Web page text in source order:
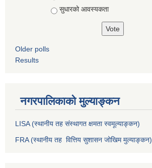
सुधारको आवस्यकता
Older polls
Results
नगरपालिकाको मुल्याङ्कन
LISA (स्थानीय तह संस्थागत क्षमता स्वमूल्याङ्कन)
FRA (स्थानीय तह वित्तिय सुशासन जोखिम मुल्याङ्कन)